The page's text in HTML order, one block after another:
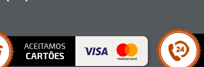
ACEITAMOS
CARTÕES